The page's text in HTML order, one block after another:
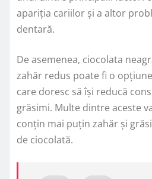
apariția cariilor și a altor
dentară.
De asemenea, ciocolata
zahăr redus poate fi o
care doresc să își reducă
grăsimi. Multe dintre aceste
conțin mai puțin zahăr și
de ciocolată.